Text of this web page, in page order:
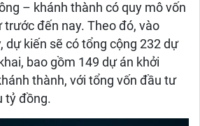
– khánh thành có quy mô vốn
trước đến nay. Theo đó, vào
dự kiến sẽ có tổng cộng 232 dự
bao gồm 149 dự án khởi
thành, với tổng vốn đầu tư
tỷ đồng.